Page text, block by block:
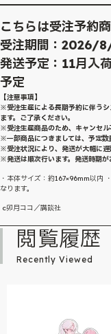
こちらは受注予約商
受注期間：2026/
発送予定：11月入
予定
【注意事項】
※受注生産による長期予約に伴う
ます。ご了承ください。
※受注生産商品のため、キャンセル
※一部商品につきましては、予定数
※受注状況により、発送が大幅に遅
※発送は順次行います。発送時期が
・本体サイズ：約167×96mm以内
なります。
c卯月ココ／講談社
閲覧履歴
Recently Viewed